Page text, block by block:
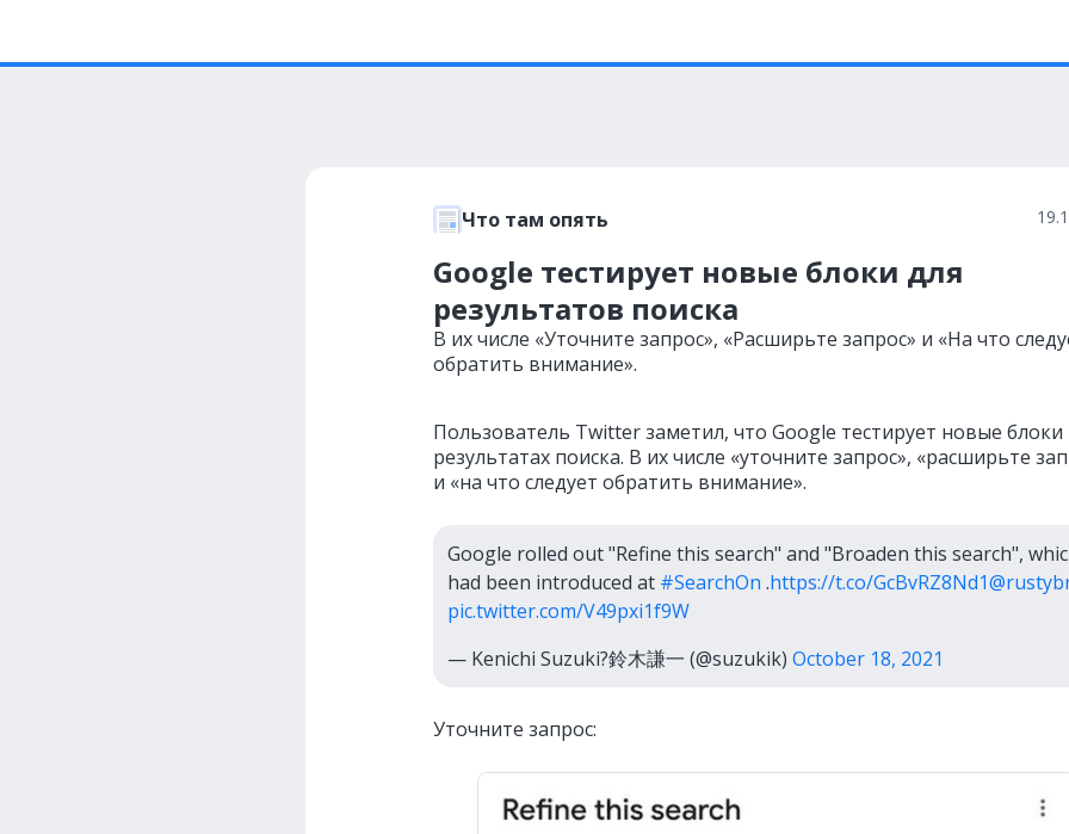
Что там опять
Google тестирует новые блоки для
результатов поиска
В их числе «Уточните запрос», «Расширьте запрос» и «На что
обратить внимание».
Пользователь Twitter заметил, что Google тестирует новые блоки
результатах поиска. В их числе «уточните запрос», «расширьте
и «на что следует обратить внимание».
Google rolled out "Refine this search" and "Broaden this search",
had been introduced at #SearchOn .https://t.co/GcBvRZ8Nd1
pic.twitter.com/V49pxi1f9W
— Kenichi Suzuki?鈴木謙一 (@suzukik) October 18, 2021
Уточните запрос: